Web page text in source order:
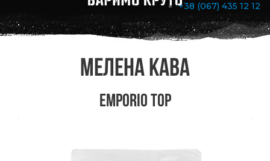
+38 (067) 435 12 12
Мелена кава
Emporio Top